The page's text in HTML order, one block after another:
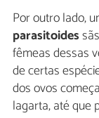
Por outro lado,
parasitoides
fêmeas dessas
de certas
dos ovos
lagarta, até que